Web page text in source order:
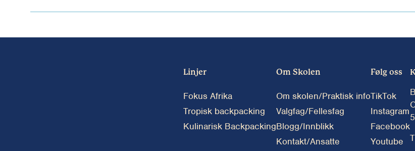
Linjer
Fokus Afrika
Tropisk backpacking
Kulinarisk Backpacking
Om Skolen
Om skolen/Praktisk info
Valgfag/Fellesfag
Blogg/Innblikk
Kontakt/Ansatte
Følg oss
TikTok
Instagram
Facebook
Youtube